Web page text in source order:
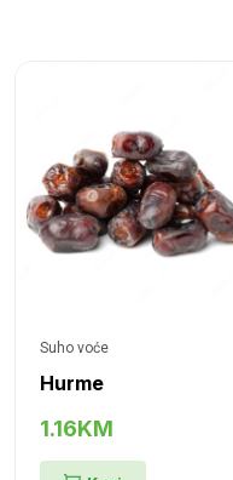
Suho voće
Hurme
1.16KM